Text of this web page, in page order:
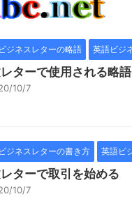
ジネスレターの略語 英語ビジ
ターで使用される略語
10/7
ジネスレターの書き方 英語ビ
ターで取引を始める
10/7